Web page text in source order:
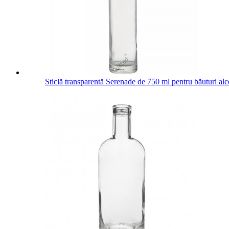
Sticlă transparentă Serenade de 750 ml pentru băuturi